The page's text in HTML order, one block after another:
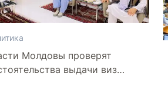
Молдовы проверят
выдачи виз